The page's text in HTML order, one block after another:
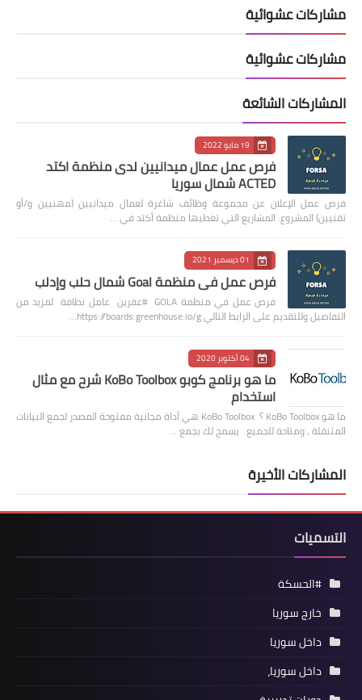
مشاركات عشوائية
مشاركات عشوائية
المشاركات الشائعة
19 مايو 2022
فرص عمل عمال ميدانيين لدى منظمة اكتد
ACTED شمال سوريا
فرص عمل الإعلان عن مجموعة وظائف شاغرة لعمال ميدانيين (مهنيين و/أو
تقنيين) المشروع: المشاريع التي تغطيها منظمة أكتد في …
01 ديسمبر 2021
فرص عمل في منظمة Goal شمال حلب وإدلب
فرص عمل في منظمة GOLA #عفرين عامل نظافة لمزيد من
التفاصيل وللتقديم على الرابط التالي https://boards.greenhouse.io/g…
04 أكتوبر 2020
ما هو برنامج كوبو KoBo Toolbox شرح مع مثال
استخدام
ما هو KoBo Toolbox ؟ KoBo Toolbox هي أداة مجانية مفتوحة المصدر لجمع البيانات
المتنقلة ، ومتاحة للجميع. يسمح لك بجمع …
المشاركات الأخيرة
التسميات
#الحسكة
خارج سوريا
داخل سوريا
داخل سوريا،